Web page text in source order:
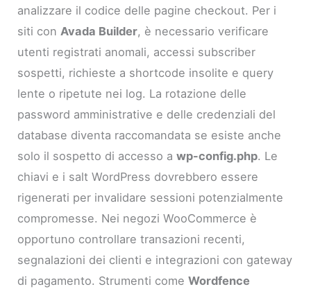
analizzare il codice delle pagine checkout. Per i
siti conAvada Builder, è necessario verificare
utenti registrati anomali, accessi subscriber
sospetti, richieste a shortcode insolite e query
lente o ripetute nei log. La rotazione delle
password amministrative e delle credenziali del
database diventa raccomandata se esiste anche
solo il sospetto di accesso awp-config.php. Le
chiavi e i salt WordPress dovrebbero essere
rigenerati per invalidare sessioni potenzialmente
compromesse. Nei negozi WooCommerce è
opportuno controllare transazioni recenti,
segnalazioni dei clienti e integrazioni con gateway
di pagamento. Strumenti comeWordfence